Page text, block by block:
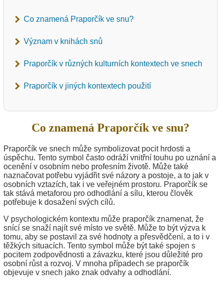
Co znamená Praporčík ve snu?
Význam v knihách snů
Praporčík v různých kulturních kontextech ve snech
Praporčík v jiných kontextech použití
Co znamená Praporčík ve snu?
Praporčík ve snech může symbolizovat pocit hrdosti a
úspěchu. Tento symbol často odráží vnitřní touhu po uznání a
ocenění v osobním nebo profesním životě. Může také
naznačovat potřebu vyjádřit své názory a postoje, a to jak v
osobních vztazích, tak i ve veřejném prostoru. Praporčík se
tak stává metaforou pro odhodlání a sílu, kterou člověk
potřebuje k dosažení svých cílů.
V psychologickém kontextu může praporčík znamenat, že
snící se snaží najít své místo ve světě. Může to být výzva k
tomu, aby se postavil za své hodnoty a přesvědčení, a to i v
těžkých situacích. Tento symbol může být také spojen s
pocitem zodpovědnosti a závazku, které jsou důležité pro
osobní růst a rozvoj. V mnoha případech se praporčík
objevuje v snech jako znak odvahy a odhodlání.